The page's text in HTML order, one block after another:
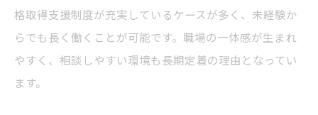
格取得支援制度が充実しているケースが多く、未経験か
らでも長く働くことが可能です。職場の一体感が生まれ
やすく、相談しやすい環境も長期定着の理由となってい
ます。